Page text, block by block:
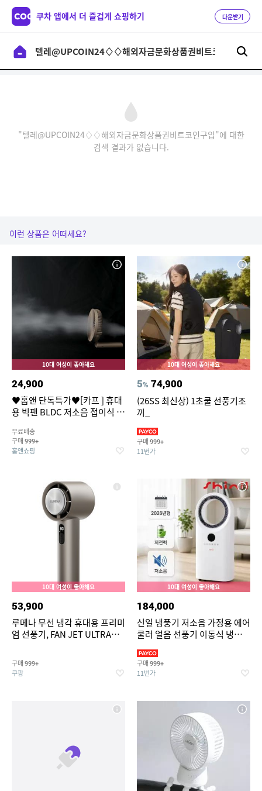
쿠차 앱에서 더 즐겁게 쇼핑하기 다운받기
"텔레@UPCOIN24♢♢해외자금문화상품권비트코인구입"에 대한
검색 결과가 없습니다.
이런 상품은 어떠세요?
10대 여성이 좋아해요
24,900
♥홈앤 단독특가♥[카프 ] 휴대
용 빅팬 BLDC 저소음 접이식 손
5단 풍속조절
무료배송
구매 999+
홈앤쇼핑
10대 여성이 좋아해요
5% 74,900
(26SS 최신상) 1초쿨 선풍기조
끼_
구매 999+
11번가
10대 여성이 좋아해요
53,900
루메나 무선 냉각 휴대용 프리미
엄 선풍기, FAN JET ULTRA
구매 999+
쿠팡
10대 여성이 좋아해요
184,000
신일 냉풍기 저소음 가정용 에어
쿨러 얼음 선풍기 이동식 냉방기
구매 999+
11번가